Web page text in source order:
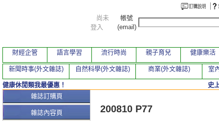
本期文章
200810 P77
雜誌訂購頁
雜誌內容頁
尚未
登入
帳號
(email)
財經企管 語言學習 流行時尚 親子育兒 健康樂活
新聞時事(外文雜誌) 自然科學(外文雜誌) 商業(外文雜誌) 室
健康休閒類我最優惠！ 史